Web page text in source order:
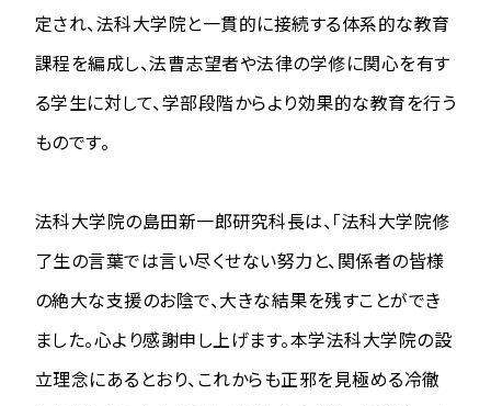
定され、法科大学院と一貫的に接続する体系的な教育
課程を編成し、法曹志望者や法律の学修に関心を有す
る学生に対して、学部段階からより効果的な教育を行う
ものです。
法科大学院の島田新一郎研究科長は、「法科大学院修
了生の言葉では言い尽くせない努力と、関係者の皆様
の絶大な支援のお陰で、大きな結果を残すことができ
ました。心より感謝申し上げます。本学法科大学院の設
立理念にあるとおり、これからも正邪を見極める冷徹